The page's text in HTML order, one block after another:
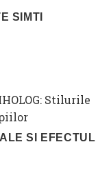
SIMTI
SI EFECTUL